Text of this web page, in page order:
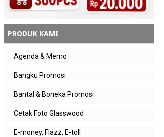
PRODUK KAMI
Agenda & Memo
Bangku Promosi
Bantal & Boneka Promosi
Cetak Foto Glasswood
E-money, Flazz, E-toll